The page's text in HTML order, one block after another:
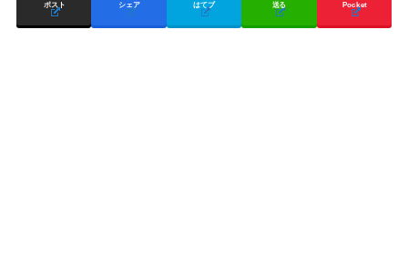
ポスト シェア はてブ 送る Pocket